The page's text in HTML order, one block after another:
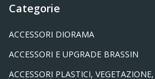
Categorie
ACCESSORI DIORAMA
ACCESSORI E UPGRADE BRASSIN
ACCESSORI PLASTICI,